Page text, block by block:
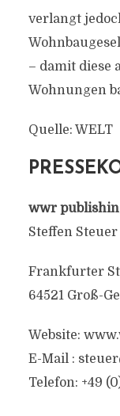
verlangt
– damit diese
Wohnungen
Quelle: WELT
wwr
Steffen Steuer
Frankfurter
64521 Groß-
Website:
E-Mail :
Telefon: +49